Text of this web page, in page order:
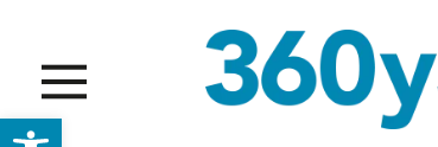
Abrir barra de